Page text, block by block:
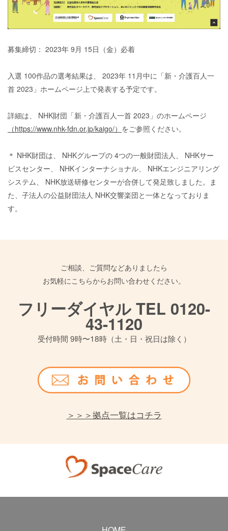
募集締切： 2023年 9 月 15日（金）必着
入選 100作品の選考結果は、 2023年 11 月中に「新・介護百人一
首 2023 」ホームページ上で発表する予定です。
詳細は、 NHK財団「新・介護百人一首 2023 」のホームページ
（https://www.nhk-fdn.or.jp/kaigo/） をご参照ください。
＊ NHK財団は、 NHKグループの 4つの一般財団法人、 NHKサー
ビスセンター、 NHKインターナショナル、 NHKエンジニアリング
システム、 NHK放送研修センターが合併して発足致しました。ま
た、子法人の公益財団法人 NHK交響楽団と一体となっておりま
す。
ご相談、ご質問などありましたら
お気軽にこちらからお問い合わせください。
フリーダイヤル TEL 0120-
43-1120
受付時間 9時〜18時（土・日・祝日は除く）
＞＞＞拠点一覧はコチラ